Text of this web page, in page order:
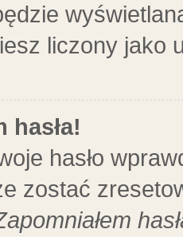
liczony jako
hasła!
hasło
zostać